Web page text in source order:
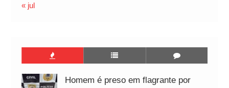
« jul
Homem é preso em flagrante por